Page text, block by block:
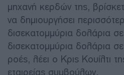
μηχανή κερδών της,
να δημιουργήσει
δισεκατομμύρια δολάρια
δισεκατομμύρια δολάρια
ροές, λέει ο Κρις Κουίλτι
εταιρείας συμβούλων.